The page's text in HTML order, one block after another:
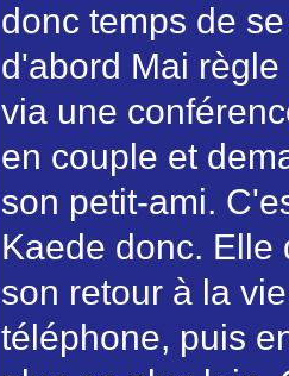
donc temps de
d'abord Mai
via une
en couple et
son petit-ami.
Kaede donc. Elle
son retour à la
téléphone, puis